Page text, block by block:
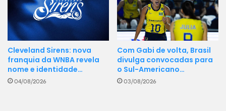
Cleveland Sirens: nova
franquia da WNBA revela
nome e identidade…
04/08/2026
Com Gabi de volta, Brasil
divulga convocadas para
o Sul-Americano…
03/08/2026